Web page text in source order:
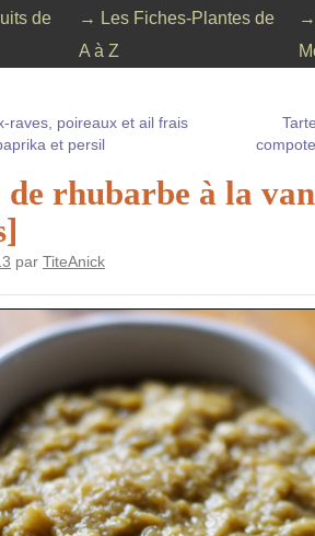
de
→ Les Fiches-Plantes de
A à Z
→
raves, poireaux et ail frais
et persil
de rhubarbe à la
par TiteAnick